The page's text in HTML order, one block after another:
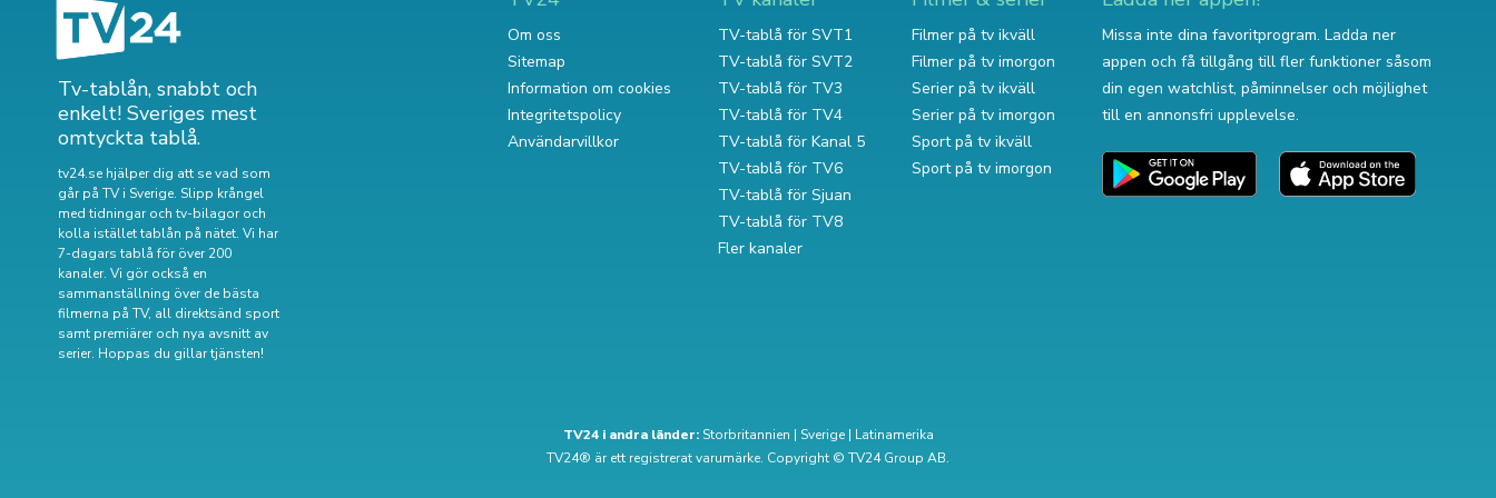
Tv-tablån, snabbt och
enkelt! Sveriges mest
omtyckta tablå.
tv24.se hjälper dig att se vad som
går på TV i Sverige. Slipp krångel
med tidningar och tv-bilagor och
kolla istället tablån på nätet. Vi har
7-dagars tablå för över 200
kanaler. Vi gör också en
sammanställning överde bästa
filmerna på TV, all direktsänd sport
samt premiärer och nya avsnitt av
serier. Hoppas du gillar tjänsten!
Om oss
Sitemap
Information om cookies
Integritetspolicy
Användarvillkor
TV-tablå för SVT1
TV-tablå för SVT2
TV-tablå för TV3
TV-tablå för TV4
TV-tablå för Kanal 5
TV-tablå för TV6
TV-tablå för Sjuan
TV-tablå för TV8
Fler kanaler
Filmer på tv ikväll
Filmer på tv imorgon
Serier på tv ikväll
Serier på tv imorgon
Sport på tv ikväll
Sport på tv imorgon
Missa inte dina favoritprogram. Ladda ner
appen och få tillgång till fler funktioner såsom
din egen watchlist, påminnelser och möjlighet
till en annonsfri upplevelse.
TV24 i andra länder: Storbritannien | Sverige| Latinamerika
TV24® är ett registrerat varumärke. Copyright © TV24 Group AB.